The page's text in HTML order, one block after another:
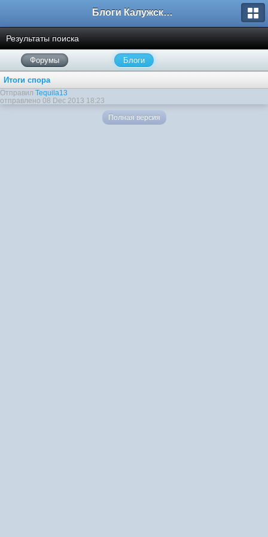
Блоги Калужского перекрестка
Результаты поиска
Форумы Блоги
Итоги спора
Отправил Tequila13
отправлено 08 Dec 2013 18:23
Полная версия